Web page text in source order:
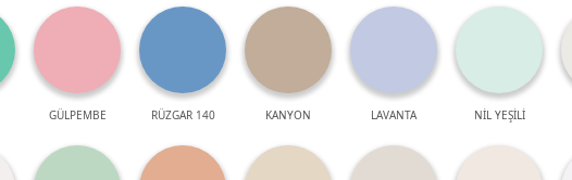
GÜLPEMBE RÜZGAR 140 KANYON LAVANTA NİL YEŞİLİ